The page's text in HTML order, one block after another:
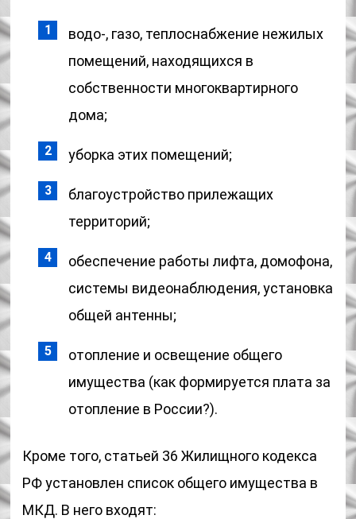
водо-, газо, теплоснабжение нежилых
помещений, находящихся в
собственности многоквартирного
дома;
уборка этих помещений;
благоустройство прилежащих
территорий;
обеспечение работы лифта, домофона,
системы видеонаблюдения, установка
общей антенны;
отопление и освещение общего
имущества (как формируется плата за
отопление в России?).
Кроме того, статьей 36 Жилищного кодекса
РФ установлен список общего имущества в
МКД. В него входят: